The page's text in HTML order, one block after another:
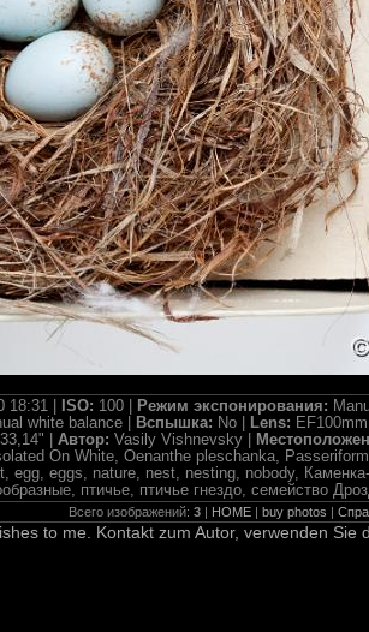
18:31 | ISO: 100 | Режим экспонирования:
white balance | Вспышка: No | Lens:
| Автор: Vasily Vishnevsky |
On White, Oenanthe pleschanka,
egg, eggs, nature, nest, nesting, nobody,
птичье, птичье гнездо, семейство
Всего изображений: 3| HOME| buy photos |
to me. Kontakt zum Autor, verwenden Sie